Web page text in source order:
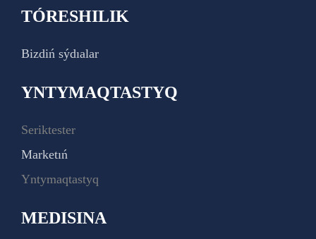
TÓRESHILIK
Bizdiń sýdıalar
YNTYMAQTASTYQ
Seriktester
Marketıń
Yntymaqtastyq
MEDISINA